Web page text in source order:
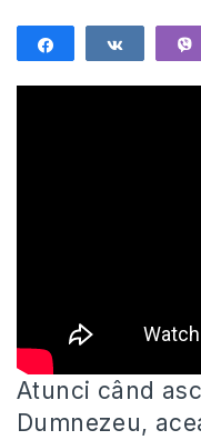
Share Share
Atunci când
Dumnezeu,